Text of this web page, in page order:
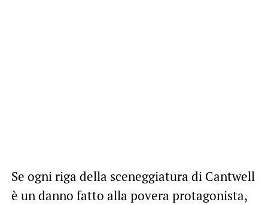
Se ogni riga della sceneggiatura di Cantwell
è un danno fatto alla povera protagonista,